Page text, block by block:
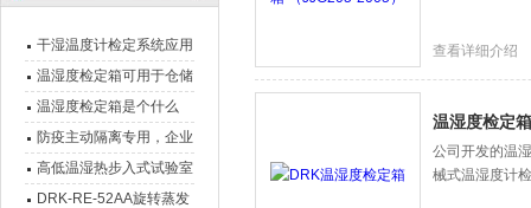
干湿温度计检定系统应用
领域
温湿度检定箱可用于仓储
管理方面吗
温湿度检定箱是个什么
鬼？
防疫主动隔离专用，企业
不停产神器！！
高低温湿热步入式试验室
DRK-RE-52AA旋转蒸发
查看详细介绍
温湿度检定箱
公司开发的温
械式温湿度计